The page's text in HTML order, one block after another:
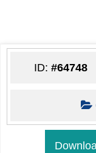
ID:#64748